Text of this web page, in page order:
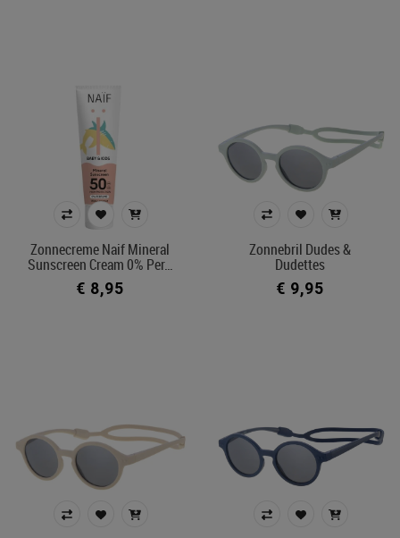
In voorraad
Ecocheque artikelen
Belgisch product
Filters toepassen
Zonnecreme Naif Mineral
Sunscreen Cream 0% Per…
€ 8,95
Zonnebril Dudes &
Dudettes
€ 9,95